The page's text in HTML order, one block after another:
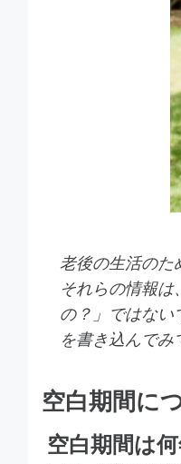
老後の生活のた
それらの情報
の？」ではな
を書き込んでみ
空白期間に
空白期間は